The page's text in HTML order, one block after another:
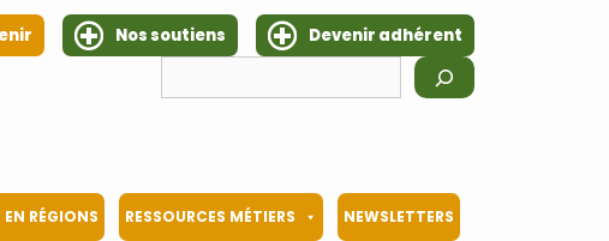
Nos soutiens
Devenir adhérent
EN RÉGIONS RESSOURCES MÉTIERS NEWSLETTERS